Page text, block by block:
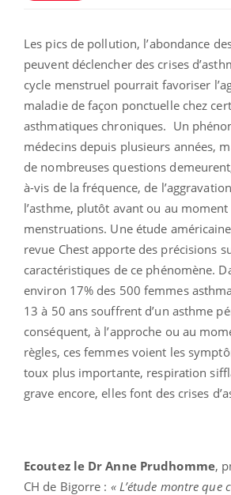
Les pics de pollution, l’abondance
peuvent déclencher des crises
cycle menstruel pourrait favoriser
maladie de façon ponctuelle chez
asthmatiques chroniques. Un
médecins depuis plusieurs années,
de nombreuses questions
à-vis de la fréquence, de
l’asthme, plutôt avant ou au moment
menstruations. Une étude
revue Chest apporte des précisions
caractéristiques de ce phénomène.
environ 17% des 500 femmes
13 à 50 ans souffrent d’un asthme
conséquent, à l’approche ou au
règles, ces femmes voient les
toux plus importante, respiration
grave encore, elles font des crises
Ecoutez le Dr Anne Prudhomme,
CH de Bigorre : « L’étude montre que